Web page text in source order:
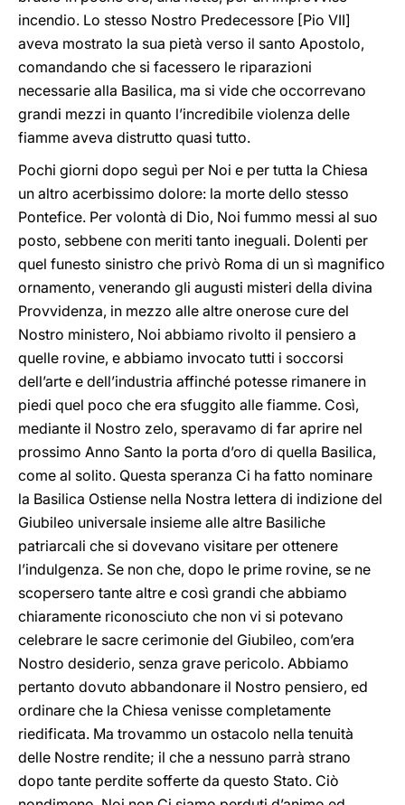
incendio. Lo stesso Nostro Predecessore [Pio VII]
aveva mostrato la sua pietà verso il santo Apostolo,
comandando che si facessero le riparazioni
necessarie alla Basilica, ma si vide che occorrevano
grandi mezzi in quanto l’incredibile violenza delle
fiamme aveva distrutto quasi tutto.
Pochi giorni dopo seguì per Noi e per tutta la Chiesa
un altro acerbissimo dolore: la morte dello stesso
Pontefice. Per volontà di Dio, Noi fummo messi al suo
posto, sebbene con meriti tanto ineguali. Dolenti per
quel funesto sinistro che privò Roma di un sì magnifico
ornamento, venerando gli augusti misteri della divina
Provvidenza, in mezzo alle altre onerose cure del
Nostro ministero, Noi abbiamo rivolto il pensiero a
quelle rovine, e abbiamo invocato tutti i soccorsi
dell’arte e dell’industria affinché potesse rimanere in
piedi quel poco che era sfuggito alle fiamme. Così,
mediante il Nostro zelo, speravamo di far aprire nel
prossimo Anno Santo la porta d’oro di quella Basilica,
come al solito. Questa speranza Ci ha fatto nominare
la Basilica Ostiense nella Nostra lettera di indizione del
Giubileo universale insieme alle altre Basiliche
patriarcali che si dovevano visitare per ottenere
l’indulgenza. Se non che, dopo le prime rovine, se ne
scopersero tante altre e così grandi che abbiamo
chiaramente riconosciuto che non vi si potevano
celebrare le sacre cerimonie del Giubileo, com’era
Nostro desiderio, senza grave pericolo. Abbiamo
pertanto dovuto abbandonare il Nostro pensiero, ed
ordinare che la Chiesa venisse completamente
riedificata. Ma trovammo un ostacolo nella tenuità
delle Nostre rendite; il che a nessuno parrà strano
dopo tante perdite sofferte da questo Stato. Ciò